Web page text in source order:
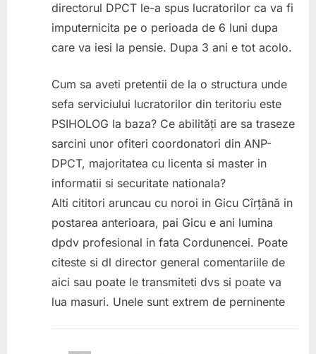
directorul DPCT le-a spus lucratorilor ca va fi
imputernicita pe o perioada de 6 luni dupa
care va iesi la pensie. Dupa 3 ani e tot acolo.
Cum sa aveti pretentii de la o structura unde
sefa serviciului lucratorilor din teritoriu este
PSIHOLOG la baza? Ce abilități are sa traseze
sarcini unor ofiteri coordonatori din ANP-
DPCT, majoritatea cu licenta si master in
informatii si securitate nationala?
Alti cititori aruncau cu noroi in Gicu Cîrțână in
postarea anterioara, pai Gicu e ani lumina
dpdv profesional in fata Cordunencei. Poate
citeste si dl director general comentariile de
aici sau poate le transmiteti dvs si poate va
lua masuri. Unele sunt extrem de perninente